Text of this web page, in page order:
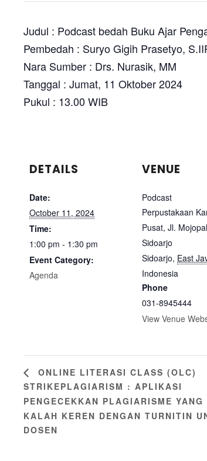
Judul : Podcast bedah Buku Ajar
Pembedah : Suryo Gigih Prasetyo,
Nara Sumber : Drs. Nurasik, MM
Tanggal : Jumat, 11 Oktober 2024
Pukul : 13.00 WIB
DETAILS
Date:
October 11, 2024
Time:
1:00 pm - 1:30 pm
Event Category:
Agenda
VENUE
Podcast
Perpustakaan
Pusat, Jl.
Sidoarjo
Sidoarjo, East
Indonesia
Phone
031-8945444
View Venue
ONLINE LITERASI CLASS (OLC)
STRIKEPLAGIARISM : APLIKASI
PENGECEKKAN PLAGIARISME YANG
KALAH KEREN DENGAN TURNITIN
DOSEN